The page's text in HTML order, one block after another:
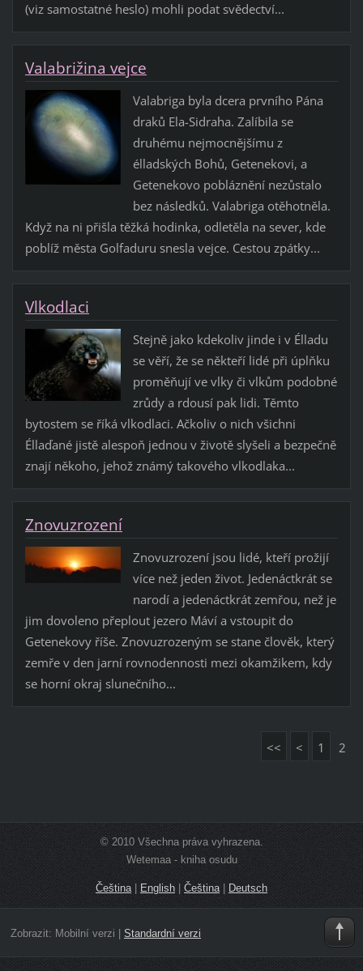
(viz samostatné heslo) mohli podat svědectví...
Valabrižina vejce
Valabriga byla dcera prvního Pána
draků Ela-Sidraha. Zalíbila se
druhému nejmocnějšímu z
élladských Bohů, Getenekovi, a
Getenekovo pobláznění nezůstalo
bez následků. Valabriga otěhotněla.
Když na ni přišla těžká hodinka, odletěla na sever, kde
poblíž města Golfaduru snesla vejce. Cestou zpátky...
Vlkodlaci
Stejně jako kdekoliv jinde i v Élladu
se věří, že se někteří lidé při úplňku
proměňují ve vlky či vlkům podobné
zrůdy a rdousí pak lidi. Těmto
bytostem se říká vlkodlaci. Ačkoliv o nich všichni
Éllaďané jistě alespoň jednou v životě slyšeli a bezpečně
znají někoho, jehož známý takového vlkodlaka...
Znovuzrození
Znovuzrození jsou lidé, kteří prožijí
více než jeden život. Jedenáctkrát se
narodí a jedenáctkrát zemřou, než je
jim dovoleno přeplout jezero Máví a vstoupit do
Getenekovy říše. Znovuzrozeným se stane člověk, který
zemře v den jarní rovnodennosti mezi okamžikem, kdy
se horní okraj slunečního...
<< < 1 2
© 2010 Všechna práva vyhrazena.
Wetemaa - kniha osudu
Čeština| English |Čeština| Deutsch
Zobrazit: Mobilní verzi | Standardní verzi